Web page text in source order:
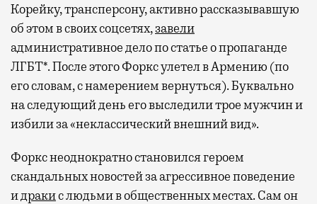
Корейку, трансперсону, активно рассказывавшую
об этом в своих соцсетях,завели
административное дело по статье о пропаганде
ЛГБТ*. После этого Форкс улетел в Армению (по
его словам, с намерением вернуться). Буквально
на следующий день его выследили трое мужчин и
избили за «неклассический внешний вид».
Форкс неоднократно становился героем
скандальных новостей за агрессивное поведение
идракис людьми в общественных местах. Сам он